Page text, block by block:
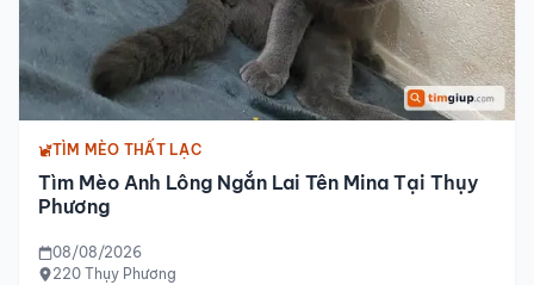
TÌM MÈO THẤT LẠC
Tìm Mèo Anh Lông Ngắn Lai Tên Mina Tại Thụy
Phương
08/08/2026
220 Thụy Phương